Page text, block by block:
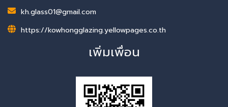
kh.glass01@gmail.com
https://kowhongglazing.yellowpages.co.th
เพิ่มเพื่อน